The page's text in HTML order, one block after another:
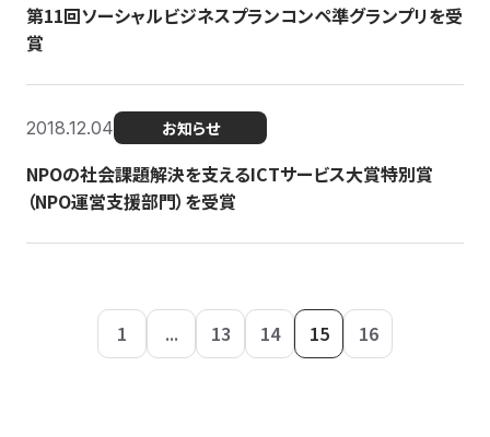
第11回ソーシャルビジネスプランコンペ準グランプリを受
賞
2018.12.04 お知らせ
NPOの社会課題解決を支えるICTサービス大賞特別賞
（NPO運営支援部門）を受賞
1 ... 13 14 15 16